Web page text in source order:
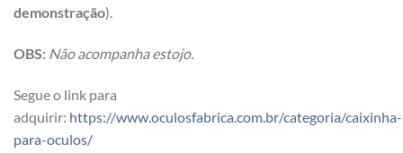
demonstração).
OBS: Não acompanha estojo.
Segue o link para
adquirir: https://www.oculosfabrica.com.br/categoria/caixinha-
para-oculos/